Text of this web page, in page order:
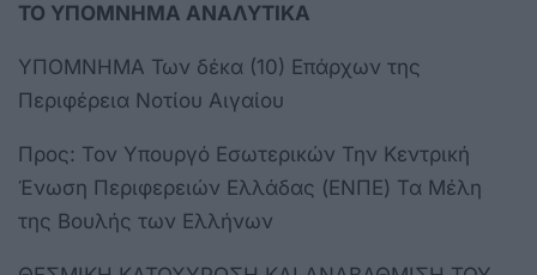
ΤΟ ΥΠΟΜΝΗΜΑ ΑΝΑΛΥΤΙΚΑ
ΥΠΟΜΝΗΜΑ Των δέκα (10) Επάρχων της
Περιφέρεια Νοτίου Αιγαίου
Προς: Τον Υπουργό Εσωτερικών Την Κεντρική
Ένωση Περιφερειών Ελλάδας (ΕΝΠΕ) Τα Μέλη
της Βουλής των Ελλήνων